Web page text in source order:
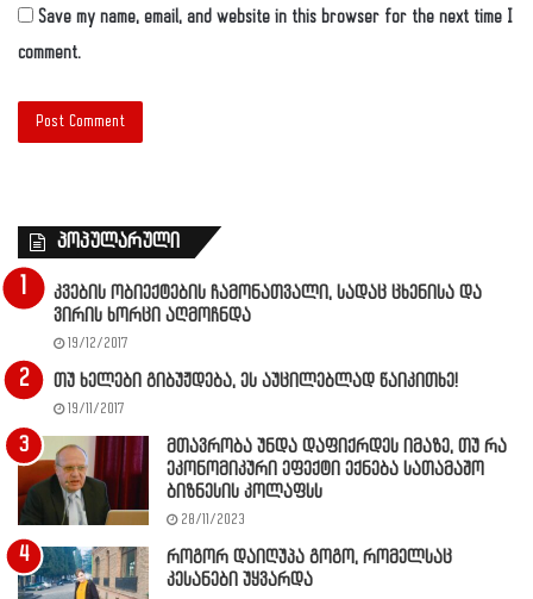
Save my name, email, and website in this browser for the next time I
comment.
პოპულარული
კვების ობიექტების ჩამონათვალი, სადაც ცხენისა და
ვირის ხორცი აღმოჩნდა
19/12/2017
თუ ხელები გიბუჟდება, ეს აუცილებლად წაიკითხე!
19/11/2017
მთავრობა უნდა დაფიქრდეს იმაზე, თუ რა
ეკონომიკური ეფექტი ექნება სათამაშო
ბიზნესის კოლაფსს
28/11/2023
როგორ დაიღუპა გოგო, რომელსაც
კესანები უყვარდა